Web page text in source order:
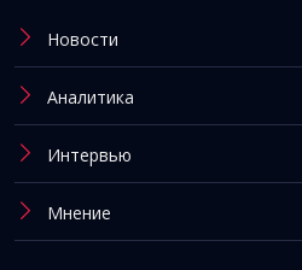
Новости
Аналитика
Интервью
Мнение